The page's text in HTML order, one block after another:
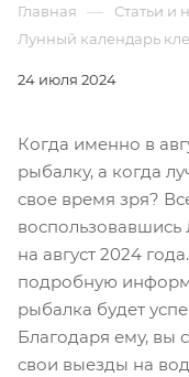
Главная — Статьи и
Лунный календарь
24 июля 2024
Когда именно в
рыбалку, а когда
свое время зря?
на август 2024
подробную
рыбалка будет
Благодаря ему, вы
свои выезды на